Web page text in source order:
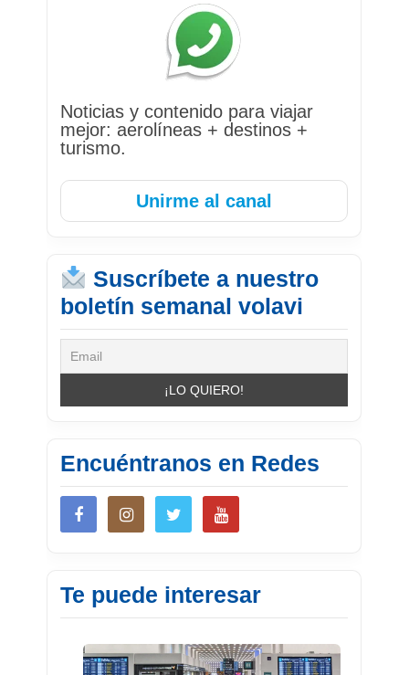
Noticias y contenido para viajar
mejor: aerolíneas + destinos +
turismo.
Unirme al canal
Suscríbete a nuestro
boletín semanal volavi
Encuéntranos en Redes
Te puede interesar